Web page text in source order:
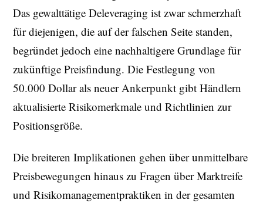
Das gewalttätige Deleveraging ist zwar schmerzhaft
für diejenigen, die auf der falschen Seite standen,
begründet jedoch eine nachhaltigere Grundlage für
zukünftige Preisfindung. Die Festlegung von
50.000 Dollar als neuer Ankerpunkt gibt Händlern
aktualisierte Risikomerkmale und Richtlinien zur
Positionsgröße.
Die breiteren Implikationen gehen über unmittelbare
Preisbewegungen hinaus zu Fragen über Marktreife
und Risikomanagementpraktiken in der gesamten